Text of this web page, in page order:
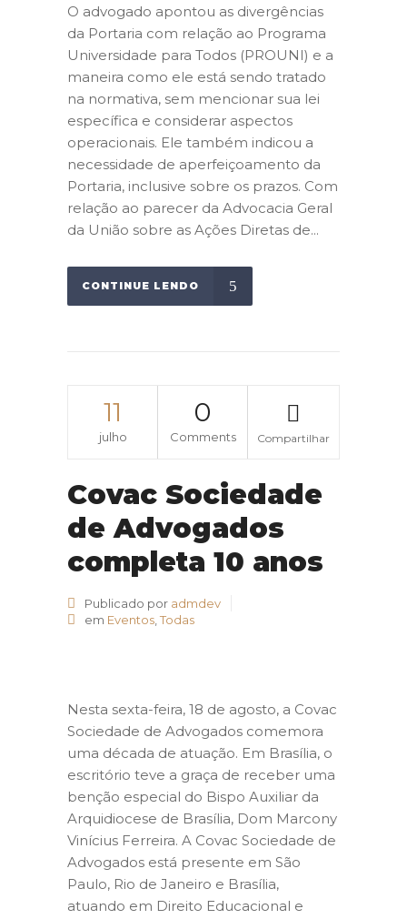
O advogado apontou as divergências
da Portaria com relação ao Programa
Universidade para Todos (PROUNI) e a
maneira como ele está sendo tratado
na normativa, sem mencionar sua lei
específica e considerar aspectos
operacionais. Ele também indicou a
necessidade de aperfeiçoamento da
Portaria, inclusive sobre os prazos. Com
relação ao parecer da Advocacia Geral
da União sobre as Ações Diretas de...
CONTINUE LENDO
11
julho
0
Comments Compartilhar
Covac Sociedade
de Advogados
completa 10 anos
Publicado por admdev
em Eventos,Todas
Nesta sexta-feira, 18 de agosto, a Covac
Sociedade de Advogados comemora
uma década de atuação. Em Brasília, o
escritório teve a graça de receber uma
benção especial do Bispo Auxiliar da
Arquidiocese de Brasília, Dom Marcony
Vinícius Ferreira. A Covac Sociedade de
Advogados está presente em São
Paulo, Rio de Janeiro e Brasília,
atuando em Direito Educacional e